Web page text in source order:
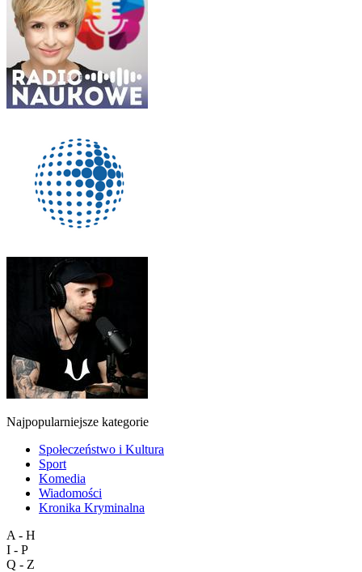
Najpopularniejsze kategorie
Społeczeństwo i Kultura
Sport
Komedia
Wiadomości
Kronika Kryminalna
A - H
I - P
Q - Z